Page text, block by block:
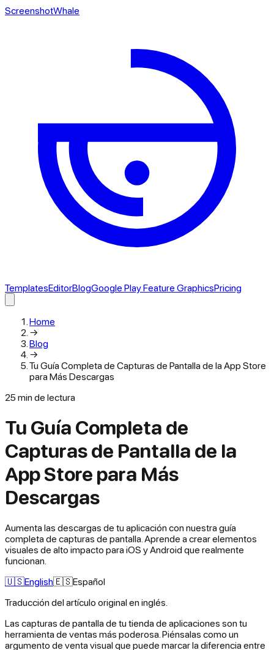
ScreenshotWhale
TemplatesEditorBlogGoogle Play Feature GraphicsPricing
Home
→
Blog
→
Tu Guía Completa de Capturas de Pantalla de la App Store
para Más Descargas
25 min de lectura
Tu Guía Completa de
Capturas de Pantalla de la
App Store para Más
Descargas
Aumenta las descargas de tu aplicación con nuestra guía
completa de capturas de pantalla. Aprende a crear elementos
visuales de alto impacto para iOS y Android que realmente
funcionan.
🇺🇸English🇪🇸Español
Traducción del artículo original en inglés.
Las capturas de pantalla de tu tienda de aplicaciones son tu
herramienta de ventas más poderosa. Piénsalas como un
argumento de venta visual que puede marcar la diferencia entre